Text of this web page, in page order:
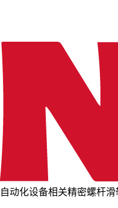
自动化设备相关精密螺杆